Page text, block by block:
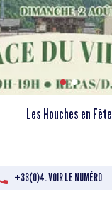
Les Houches en Fête
+33(0)4. VOIR LE NUMÉRO